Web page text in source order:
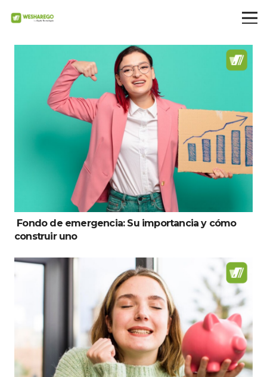
Fondo de emergencia: Su importancia y cómo
construir uno